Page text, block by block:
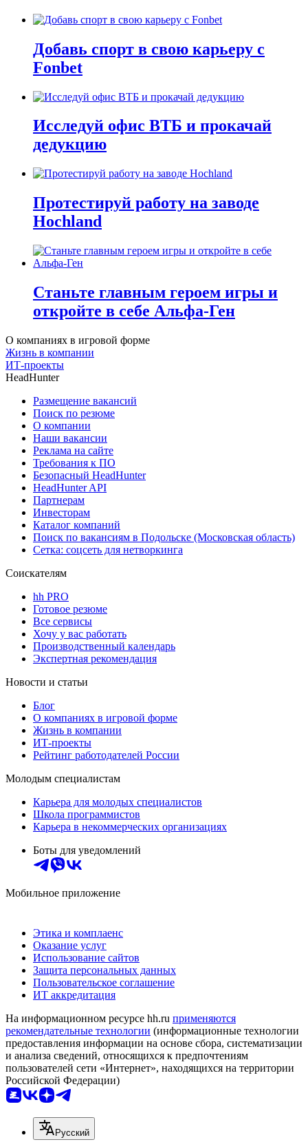
Добавь спорт в свою карьеру с
Fonbet
Исследуй офис ВТБ и прокачай
дедукцию
Протестируй работу на заводе
Hochland
Станьте главным героем игры и
откройте в себе Альфа-Ген
О компаниях в игровой форме
Жизнь в компании
ИТ-проекты
HeadHunter
Размещение вакансий
Поиск по резюме
О компании
Наши вакансии
Реклама на сайте
Требования к ПО
Безопасный HeadHunter
HeadHunter API
Партнерам
Инвесторам
Каталог компаний
Поиск по вакансиям в Подольске (Московская область)
Сетка: соцсеть для нетворкинга
Соискателям
hh PRO
Готовое резюме
Все сервисы
Хочу у вас работать
Производственный календарь
Экспертная рекомендация
Новости и статьи
Блог
О компаниях в игровой форме
Жизнь в компании
ИТ-проекты
Рейтинг работодателей России
Молодым специалистам
Карьера для молодых специалистов
Школа программистов
Карьера в некоммерческих организациях
Боты для уведомлений
Мобильное приложение
Этика и комплаенс
Оказание услуг
Использование сайтов
Защита персональных данных
Пользовательское соглашение
ИТ аккредитация
На информационном ресурсе hh.ru применяются
рекомендательные технологии (информационные технологии
предоставления информации на основе сбора, систематизации
и анализа сведений, относящихся к предпочтениям
пользователей сети «Интернет», находящихся на территории
Российской Федерации)
Русский